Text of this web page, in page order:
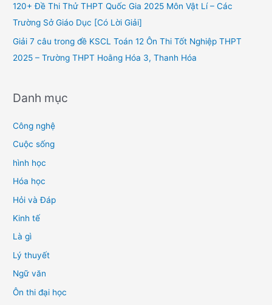
120+ Đề Thi Thử THPT Quốc Gia 2025 Môn Vật Lí – Các
Trường Sở Giáo Dục [Có Lời Giải]
Giải 7 câu trong đề KSCL Toán 12 Ôn Thi Tốt Nghiệp THPT
2025 – Trường THPT Hoằng Hóa 3, Thanh Hóa
Danh mục
Công nghệ
Cuộc sống
hình học
Hóa học
Hỏi và Đáp
Kinh tế
Là gì
Lý thuyết
Ngữ văn
Ôn thi đại học